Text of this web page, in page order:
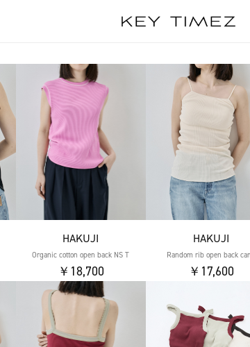
HAKUJI
Organic cotton open back NS T
￥18,700
HAKUJI
Random rib open back
￥17,600